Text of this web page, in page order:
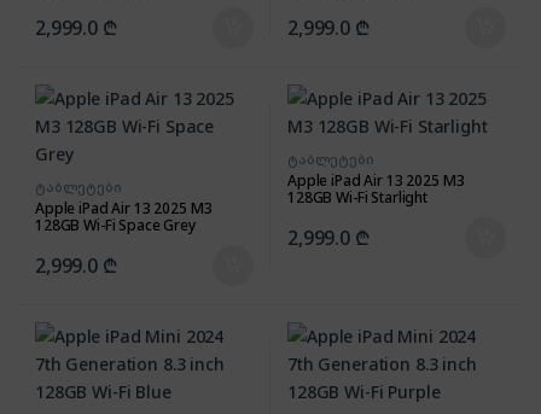
2,999.0 ₾ 2,999.0 ₾
ტაბლეტები
Apple iPad Air 13 2025 M3
128GB Wi-Fi Space Grey
2,999.0 ₾
ტაბლეტები
Apple iPad Air 13 2025 M3
128GB Wi-Fi Starlight
2,999.0 ₾